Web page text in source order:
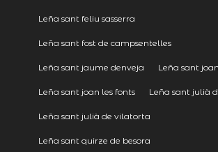
Leña sant feliu sasserra
Leña sant fost de campsentelles
Leña sant jaume denveja Leña sant
Leña sant joan les fonts Leña sant julià
Leña sant julià de vilatorta
Leña sant quirze de besora